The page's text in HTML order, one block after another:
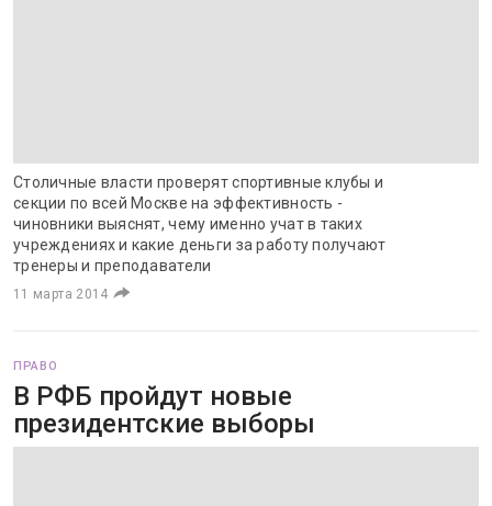
Столичные власти проверят спортивные клубы и
секции по всей Москве на эффективность -
чиновники выяснят, чему именно учат в таких
учреждениях и какие деньги за работу получают
тренеры и преподаватели
11 марта 2014
ПРАВО
В РФБ пройдут новые
президентские выборы